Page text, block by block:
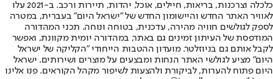
כלכלה וצרכנות, בריאות, חיילים, אוכל, יהדות, תיירות ורכב. ב-2021 עלו
לאוויר האתר החדש והיישומון החדש של "ישראל היום" בעברית, במטרה
לספק לגולשים חוויה מהירה, עדכנית, בטוחה ונוחה. תכני המהדורה
המודפסת של העיתון זמינים גם באתר, במהדורה יומית מקוונת, ואפשר
לקבל אותם גם בניוזלטר. מועדון ההטבות הייחודי "הקליקה של ישראל
היום" מציע לגולשי האתר הנחות ומבצעים על מוצרים ושירותים. ישראל
היום פתוח להערות, לביקורת ולהצעות לשיפור מקהל הקוראים. פנו אלינו